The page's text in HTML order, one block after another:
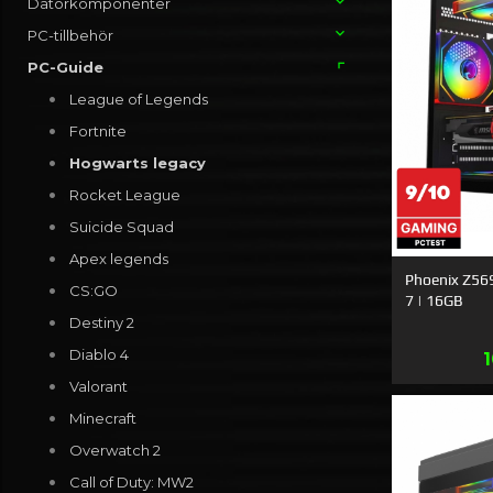
Phoenix
7 | 16GB
PC-tillbehör
PC-Guide
League of Legends
Fortnite
Hogwarts legacy
Rocket League
Suicide Squad
Apex legends
CS:GO
Destiny 2
Diablo 4
Valorant
Minecraft
Overwatch 2
Call of Duty: MW2